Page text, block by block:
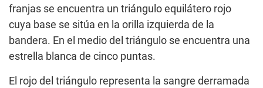
franjas se encuentra un triángulo equilátero rojo
cuya base se sitúa en la orilla izquierda de la
bandera. En el medio del triángulo se encuentra una
estrella blanca de cinco puntas.
El rojo del triángulo representa la sangre derramada